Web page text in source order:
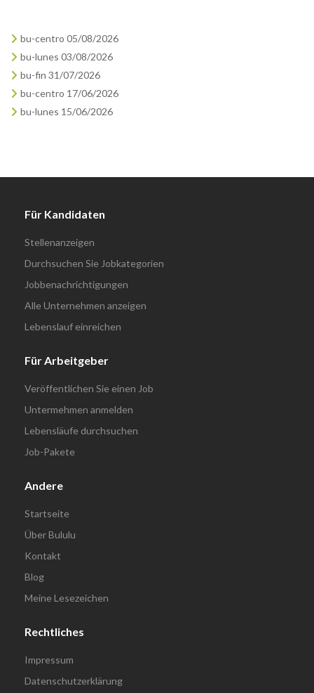
bu-centro 05/08/2026
bu-lunes 03/08/2026
bu-fin 31/07/2026
bu-centro 17/06/2026
bu-lunes 15/06/2026
Für Kandidaten
Stellenanzeigen
Durchsuchen Sie Jobkategorien
Jobbenachrichtigungen
Alle Unternehmen anzeigen
Lebenslauf einreichen
Für Arbeitgeber
Veröffentlichen Sie einen Job
Untermehmen anmelden
Lebensläufe durchsuchen
Job-Pakete
Andere
Startseite
Über Bululu
Kontakt
Blog
Meine Lesezeichen
Rechtliches
Impressum
Datenschutzerklärung